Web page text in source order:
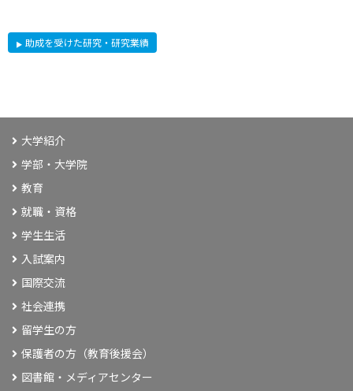
助成を受けた研究・研究業績
大学紹介
学部・大学院
教育
就職・資格
学生生活
入試案内
国際交流
社会連携
留学生の方
保護者の方（教育後援会）
図書館・メディアセンター